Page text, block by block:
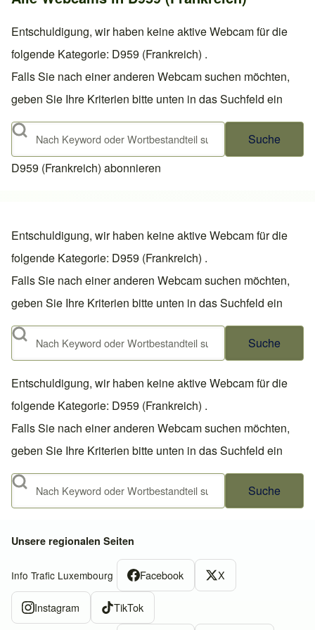
Entschuldigung, wir haben keine aktive Webcam für die
folgende Kategorie: D959 (Frankreich) .
Falls Sie nach einer anderen Webcam suchen möchten,
geben Sie Ihre Kriterien bitte unten in das Suchfeld ein
Suche
D959 (Frankreich) abonnieren
Entschuldigung, wir haben keine aktive Webcam für die
folgende Kategorie: D959 (Frankreich) .
Falls Sie nach einer anderen Webcam suchen möchten,
geben Sie Ihre Kriterien bitte unten in das Suchfeld ein
Suche
Entschuldigung, wir haben keine aktive Webcam für die
folgende Kategorie: D959 (Frankreich) .
Falls Sie nach einer anderen Webcam suchen möchten,
geben Sie Ihre Kriterien bitte unten in das Suchfeld ein
Suche
Unsere regionalen Seiten
Info Trafic Luxembourg Facebook X
Instagram TikTok